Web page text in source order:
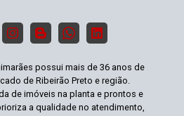
possui mais de 36 anos de
de Ribeirão Preto e região.
de imóveis na planta e prontos e
a qualidade no atendimento,